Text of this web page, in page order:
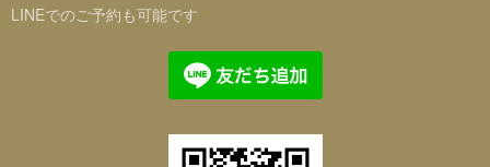
LINEでのご予約も可能です